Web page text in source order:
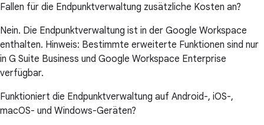
Fallen für die Endpunktverwaltung zusätzliche Kosten an?
Nein. Die Endpunktverwaltung ist in der Google Workspace
enthalten. Hinweis: Bestimmte erweiterte Funktionen sind nur
in G Suite Business und Google Workspace Enterprise
verfügbar.
Funktioniert die Endpunktverwaltung auf Android-, iOS-,
macOS- und Windows-Geräten?